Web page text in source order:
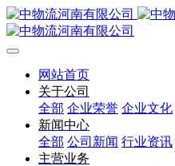
网站首页
关于公司
全部 企业荣誉 企业文化
新闻中心
全部 公司新闻 行业资讯
主营业务